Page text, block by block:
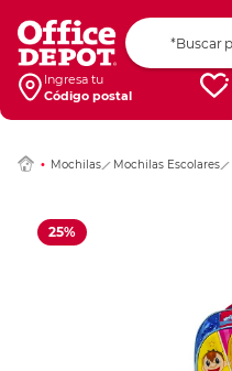
Ingresa tu
Código postal
Mochilas Mochilas Escolares
25%